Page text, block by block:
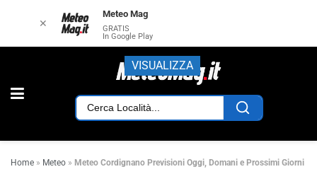
Home » Meteo » Meteo Cordignano Previsioni Oggi, Domani e Prossimi Giorni
✕
Meteo Mag
GRATIS
In Google Play
VISUALIZZA